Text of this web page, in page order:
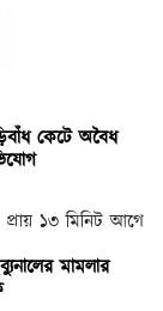
কেটে অবৈধ
প্রায় ১৩ মিনিট আগে
মামলার